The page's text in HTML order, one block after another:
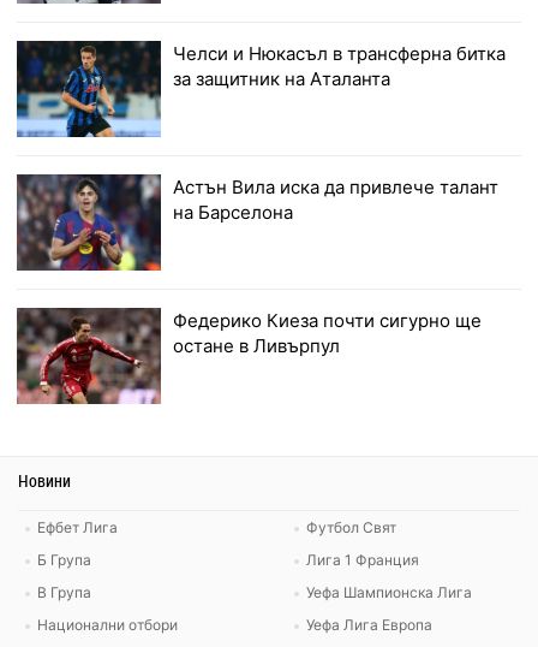
Челси и Нюкасъл в трансферна битка
за защитник на Аталанта
Астън Вила иска да привлече талант
на Барселона
Федерико Киеза почти сигурно ще
остане в Ливърпул
Новини
Ефбет Лига
Б Група
В Група
Национални отбори
Футбол Свят
Лига 1 Франция
Уефа Шампионска Лига
Уефа Лига Европа